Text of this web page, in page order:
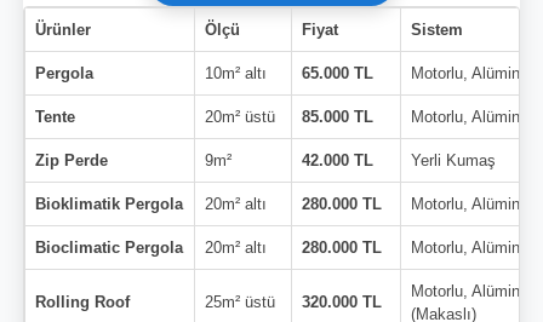
Ürünler Ölçü Fiyat Sistem
Pergola 10m² altı 65.000 TL Motorlu,
Tente 20m² üstü 85.000 TL Motorlu,
Zip Perde 9m² 42.000 TL Yerli Kumaş
Bioklimatik Pergola 20m² altı 280.000 TL Motorlu,
Bioclimatic Pergola 20m² altı 280.000 TL Motorlu,
Rolling Roof 25m² üstü 320.000 TL
Motorlu,
(Makaslı)